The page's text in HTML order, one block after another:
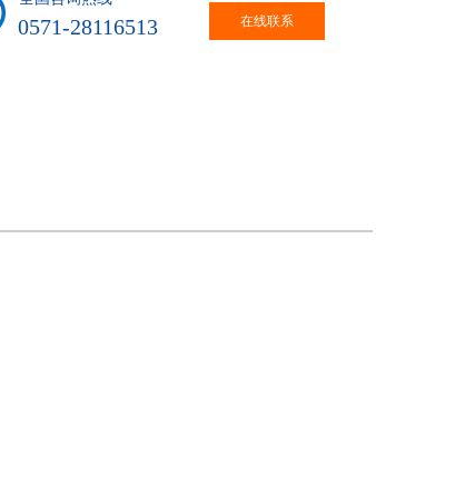
0571-28116513 在线联系